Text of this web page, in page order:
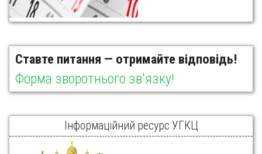
Ставте питання — отримайте відповідь!
Форма зворотнього зв'язку!
Інформаційний ресурс УГКЦ